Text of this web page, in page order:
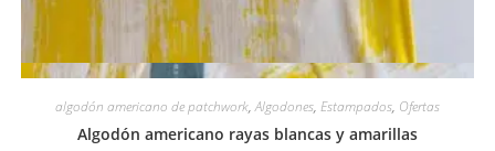
Vista rápida
algodón americano de patchwork,Algodones, Estampados, Ofertas
Algodón americano rayas blancas y amarillas